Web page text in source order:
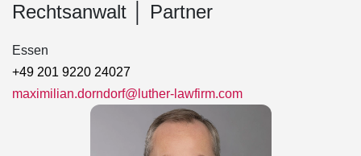
Rechtsanwalt Partner
Essen
+49 201 9220 24027
maximilian.dorndorf@luther-lawfirm.com